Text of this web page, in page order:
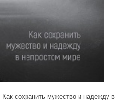
сохранить мужество и надежду в